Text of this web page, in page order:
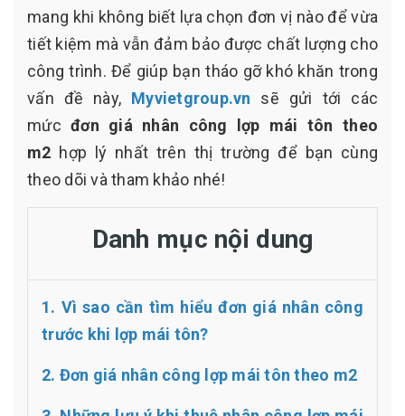
mang khi không biết lựa chọn đơn vị nào để vừa
tiết kiệm mà vẫn đảm bảo được chất lượng cho
công trình. Để giúp bạn tháo gỡ khó khăn trong
vấn đề này, Myvietgroup.vn
sẽ gửi tới các
mứcđơn giá nhân công lợp mái tôn theo
m2 hợp lý nhất trên thị trường để bạn cùng
theo dõi và tham khảo nhé!
Danh mục nội dung
1. Vì sao cần tìm hiểu đơn giá nhân công
trước khi lợp mái tôn?
2. Đơn giá nhân công lợp mái tôn theo m2